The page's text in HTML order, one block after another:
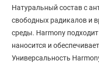
Натуральный состав с
свободных радикалов и
среды. Harmony
наносится и
Универсальность